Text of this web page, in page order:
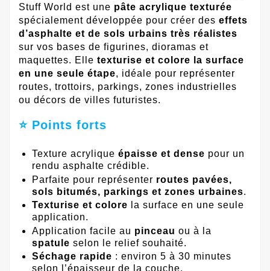
Stuff World est une pâte acrylique texturée
spécialement développée pour créer des effets
d’asphalte et de sols urbains très réalistes
sur vos bases de figurines, dioramas et
maquettes. Elle texturise et colore la surface
en une seule étape, idéale pour représenter
routes, trottoirs, parkings, zones industrielles
ou décors de villes futuristes.
⭐ Points forts
Texture acrylique épaisse et dense pour un
rendu asphalte crédible.
Parfaite pour représenter routes pavées,
sols bitumés, parkings et zones urbaines.
Texturise et colore la surface en une seule
application.
Application facile au pinceau ou à la
spatule selon le relief souhaité.
Séchage rapide : environ 5 à 30 minutes
selon l’épaisseur de la couche.